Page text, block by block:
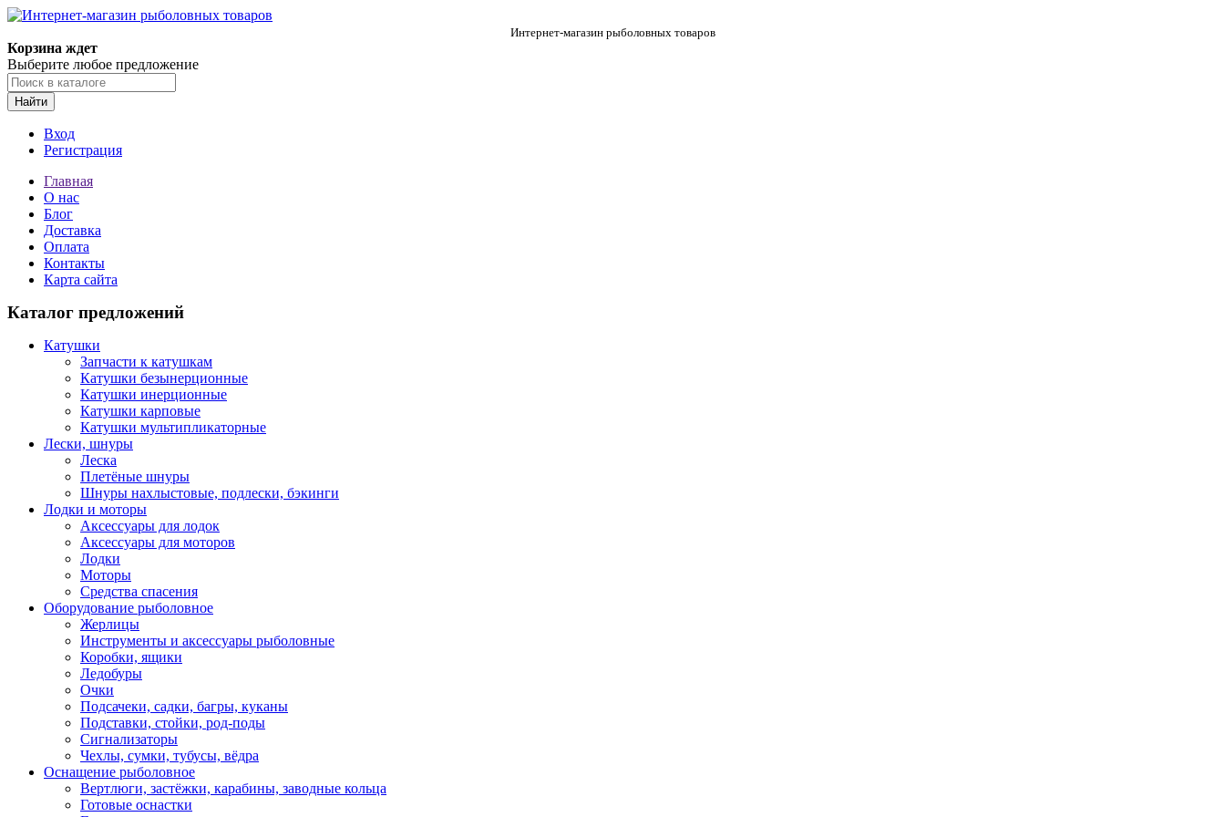
Интернет-магазин рыболовных товаров
Корзина ждет
Выберите любое предложение
Найти
Вход
Регистрация
Главная
О нас
Блог
Доставка
Оплата
Контакты
Карта сайта
Каталог предложений
Катушки
Запчасти к катушкам
Катушки безынерционные
Катушки инерционные
Катушки карповые
Катушки мультипликаторные
Лески, шнуры
Леска
Плетёные шнуры
Шнуры нахлыстовые, подлески, бэкинги
Лодки и моторы
Аксессуары для лодок
Аксессуары для моторов
Лодки
Моторы
Средства спасения
Оборудование рыболовное
Жерлицы
Инструменты и аксессуары рыболовные
Коробки, ящики
Ледобуры
Очки
Подсачеки, садки, багры, куканы
Подставки, стойки, род-поды
Сигнализаторы
Чехлы, сумки, тубусы, вёдра
Оснащение рыболовное
Вертлюги, застёжки, карабины, заводные кольца
Готовые оснастки